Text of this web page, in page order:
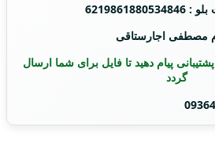
مصطفی اجارستاقی
پیام دهید تا فایل برای شما ارسال
گردد